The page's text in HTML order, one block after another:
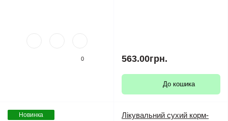
0 563.00грн.
До кошика
Новинка
Лікувальний сухий корм-